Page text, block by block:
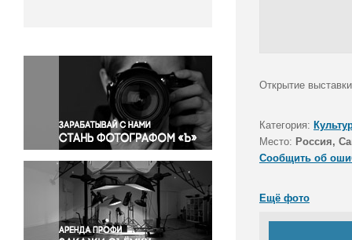
Окружающая среда
Политика
Правосудие
Происшествия и конфликты
Религия
Светская жизнь
Спорт
Экология
Экономика и бизнес
Открытие
Категория:
Место: Россия,
Сообщить об
Ещё фото